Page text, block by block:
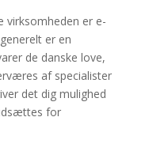
virksomheden er e-
er en
de danske love,
af specialister
det dig mulighed
for